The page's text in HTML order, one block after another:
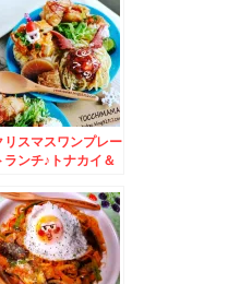
リスマスワンプレー
ランチ♪トナカイ＆
チャーシューワンタ
メン小盛＋ネギ＋玉
」♪美味しい～～＾
ライスも頼めばよか
た～